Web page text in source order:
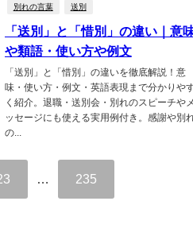
別れの言葉 送別
「送別」と「惜別」の違い｜意
や類語・使い方や例文
「送別」と「惜別」の違いを徹底解説！意
味・使い方・例文・英語表現まで分かりや
く紹介。退職・送別会・別れのスピーチやメ
ッセージにも使える実用例付き。感謝や別
の...
… 235